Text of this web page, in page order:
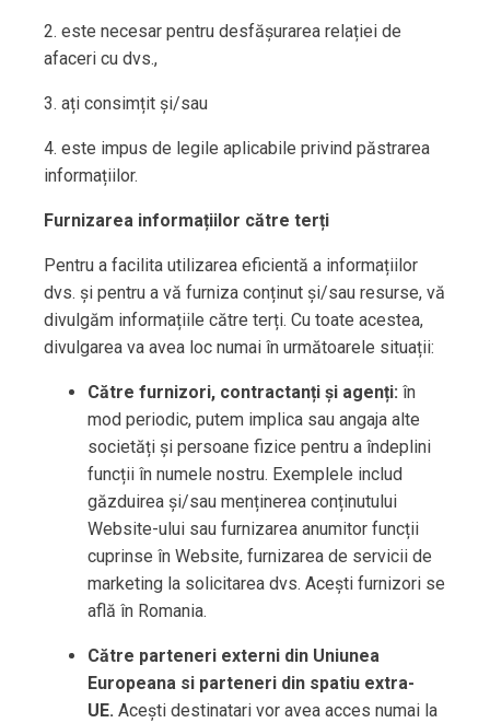
2. este necesar pentru desfășurarea relației de
afaceri cu dvs.,
3. ați consimțit și/sau
4. este impus de legile aplicabile privind păstrarea
informațiilor.
Furnizarea informațiilor către terți
Pentru a facilita utilizarea eficientă a informațiilor
dvs. și pentru a vă furniza conținut și/sau resurse, vă
divulgăm informațiile către terți. Cu toate acestea,
divulgarea va avea loc numai în următoarele situații:
Către furnizori, contractanți și agenți: în
mod periodic, putem implica sau angaja alte
societăți și persoane fizice pentru a îndeplini
funcții în numele nostru. Exemplele includ
găzduirea și/sau menținerea conținutului
Website-ului sau furnizarea anumitor funcții
cuprinse în Website, furnizarea de servicii de
marketing la solicitarea dvs. Acești furnizori se
află în Romania.
Către parteneri externi din Uniunea
Europeana si parteneri din spatiu extra-
UE. Acești destinatari vor avea acces numai la